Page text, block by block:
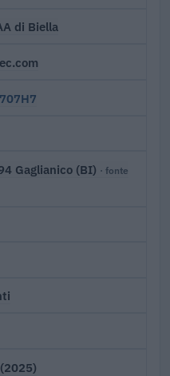
di Biella
Gaglianico (BI) · fonte